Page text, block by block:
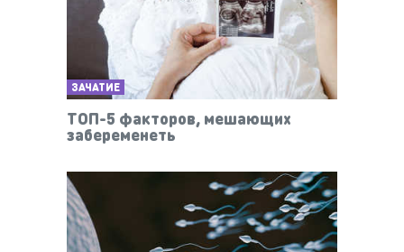
ЗАЧАТИЕ
ТОП-5 факторов, мешающих
забеременеть